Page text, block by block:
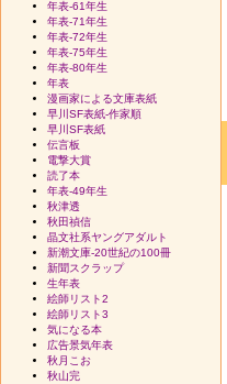
年表-61年生
年表-71年生
年表-72年生
年表-75年生
年表-80年生
年表
漫画家による文庫表紙
早川SF表紙-作家順
早川SF表紙
伝言板
電撃大賞
読了本
年表-49年生
秋津透
秋田禎信
晶文社系ヤングアダルト
新潮文庫-20世紀の100冊
新聞スクラップ
生年表
絵師リスト2
絵師リスト3
気になる本
広告景気年表
秋月こお
秋山完